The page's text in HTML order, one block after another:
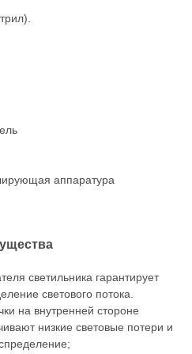
аппаратура
светильника гарантирует
светового потока.
на внутренней стороне
низкие световые потери и